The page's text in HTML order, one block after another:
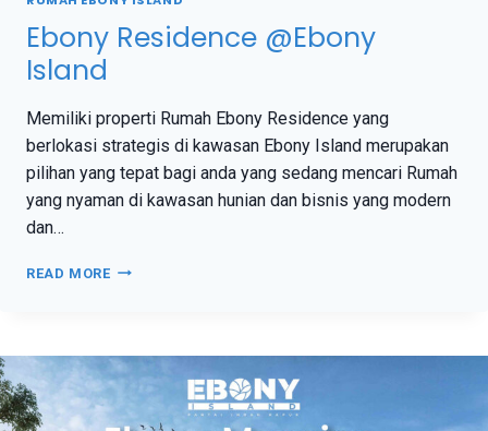
Ebony Residence @Ebony
Island
Memiliki properti Rumah Ebony Residence yang
berlokasi strategis di kawasan Ebony Island merupakan
pilihan yang tepat bagi anda yang sedang mencari Rumah
yang nyaman di kawasan hunian dan bisnis yang modern
dan…
READ MORE